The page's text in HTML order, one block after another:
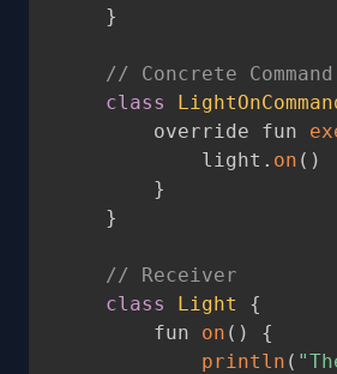
}
// Concrete Command
class
        override fun
            light
. on ( )
}
}
// Receiver
class
Light
{
        fun
on ( )
{
println (